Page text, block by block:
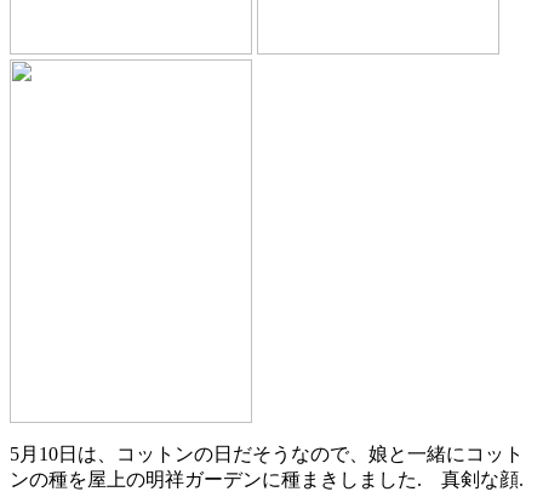
5月10日は、コットンの日だそうなので、娘と一緒にコット
ンの種を屋上の明祥ガーデンに種まきしました. 真剣な顔.